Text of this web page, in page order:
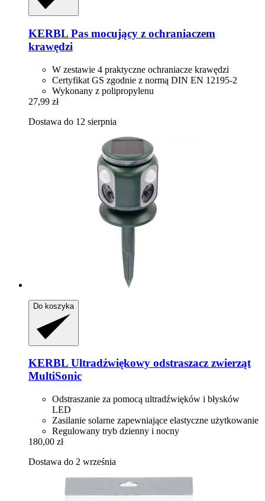
KERBL Pas mocujący z ochraniaczem
krawędzi
W zestawie 4 praktyczne ochraniacze krawędzi
Certyfikat GS zgodnie z normą DIN EN 12195-2
Wykonany z polipropylenu
27,99 zł
Dostawa do 12 sierpnia
Do koszyka
KERBL Ultradźwiękowy odstraszacz zwierząt
MultiSonic
Odstraszanie za pomocą ultradźwięków i błysków
LED
Zasilanie solarne zapewniające elastyczne użytkowanie
Regulowany tryb dzienny i nocny
180,00 zł
Dostawa do 2 września